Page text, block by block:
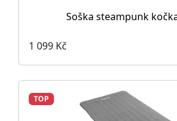
Soška steampunk
1 099 Kč
TOP